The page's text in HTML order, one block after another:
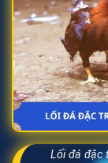
Lối đá đặc